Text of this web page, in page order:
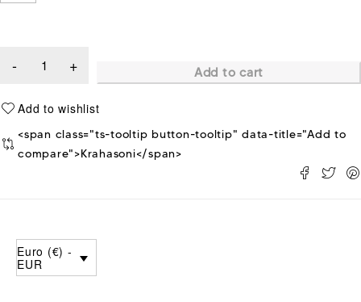
Add to cart
<span class="ts-tooltip button-tooltip" data-title="Add to
compare">Krahasoni</span>
Euro (€) -
EUR